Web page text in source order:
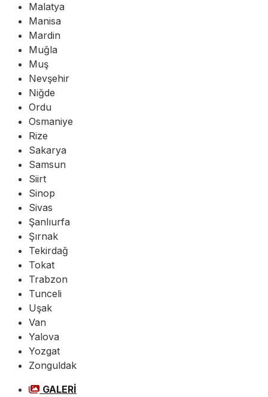
Malatya
Manisa
Mardin
Muğla
Muş
Nevşehir
Niğde
Ordu
Osmaniye
Rize
Sakarya
Samsun
Siirt
Sinop
Sivas
Şanlıurfa
Şırnak
Tekirdağ
Tokat
Trabzon
Tunceli
Uşak
Van
Yalova
Yozgat
Zonguldak
GALERİ